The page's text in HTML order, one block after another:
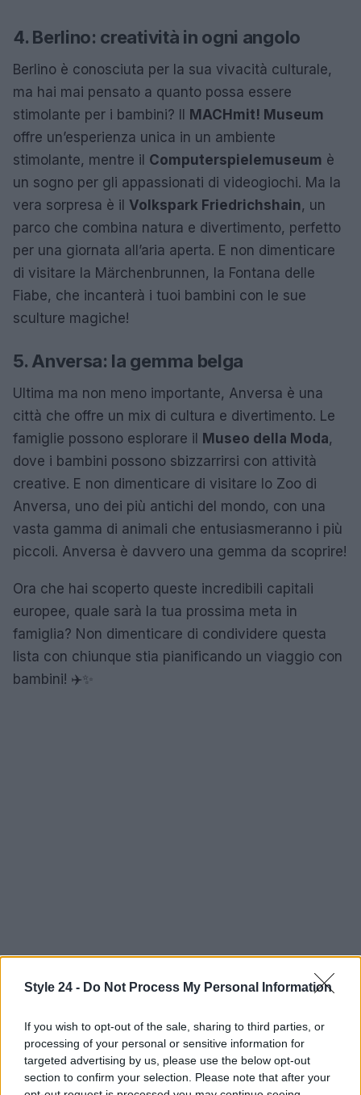
Style 24 - Do Not Process My Personal Information
If you wish to opt-out of the sale, sharing to third parties, or
processing of your personal or sensitive information for
targeted advertising by us, please use the below opt-out
section to confirm your selection. Please note that after your
4. Berlino: creatività in ogni angolo
Berlino è conosciuta per la sua vivacità culturale,
ma hai mai pensato a quanto possa essere
stimolante per i bambini? Il MACHmit! Museum
offre un’esperienza unica in un ambiente
stimolante, mentre il Computerspielemuseum è
un sogno per gli appassionati di videogiochi. Ma la
vera sorpresa è il Volkspark Friedrichshain, un
parco che combina natura e divertimento, perfetto
per una giornata all’aria aperta. E non dimenticare
di visitare la Märchenbrunnen, la Fontana delle
Fiabe, che incanterà i tuoi bambini con le sue
sculture magiche!
5. Anversa: la gemma belga
Ultima ma non meno importante, Anversa è una
città che offre un mix di cultura e divertimento. Le
famiglie possono esplorare il Museo della Moda,
dove i bambini possono sbizzarrirsi con attività
creative. E non dimenticare di visitare lo Zoo di
Anversa, uno dei più antichi del mondo, con una
vasta gamma di animali che entusiasmeranno i più
piccoli. Anversa è davvero una gemma da scoprire!
Ora che hai scoperto queste incredibili capitali
europee, quale sarà la tua prossima meta in
famiglia? Non dimenticare di condividere questa
lista con chiunque stia pianificando un viaggio con
bambini! ✈️✨
Staff